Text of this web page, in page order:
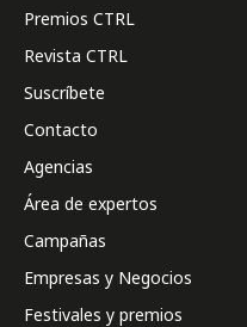
Premios CTRL
Revista CTRL
Suscríbete
Contacto
Agencias
Área de expertos
Campañas
Empresas y Negocios
Festivales y premios